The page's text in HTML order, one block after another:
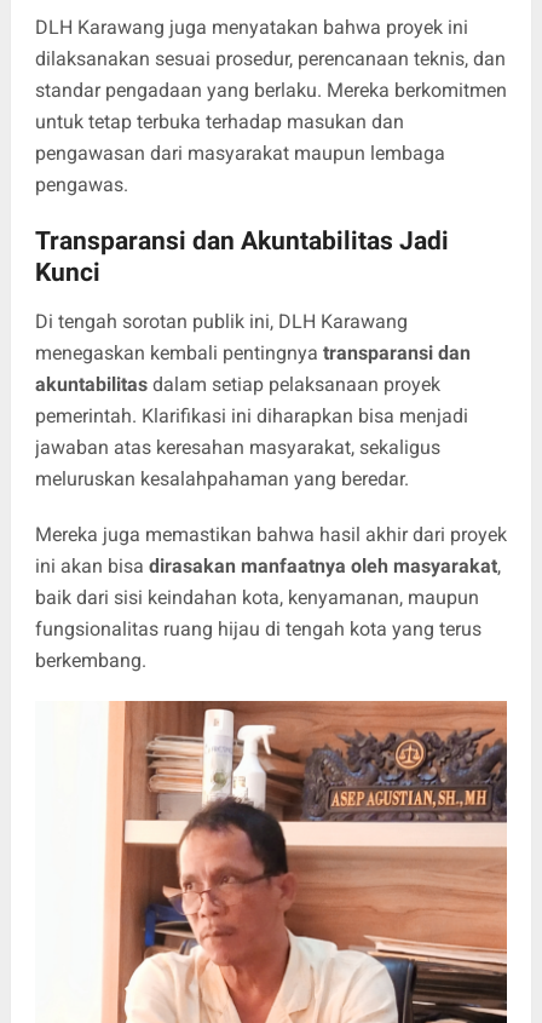
DLH Karawang juga menyatakan bahwa proyek ini
dilaksanakan sesuai prosedur, perencanaan teknis, dan
standar pengadaan yang berlaku. Mereka berkomitmen
untuk tetap terbuka terhadap masukan dan
pengawasan dari masyarakat maupun lembaga
pengawas.
Transparansi dan Akuntabilitas Jadi
Kunci
Di tengah sorotan publik ini, DLH Karawang
menegaskan kembali pentingnya transparansi dan
akuntabilitasdalam setiap pelaksanaan proyek
pemerintah. Klarifikasi ini diharapkan bisa menjadi
jawaban atas keresahan masyarakat, sekaligus
meluruskan kesalahpahaman yang beredar.
Mereka juga memastikan bahwa hasil akhir dari proyek
ini akan bisa dirasakan manfaatnya oleh masyarakat,
baik dari sisi keindahan kota, kenyamanan, maupun
fungsionalitas ruang hijau di tengah kota yang terus
berkembang.